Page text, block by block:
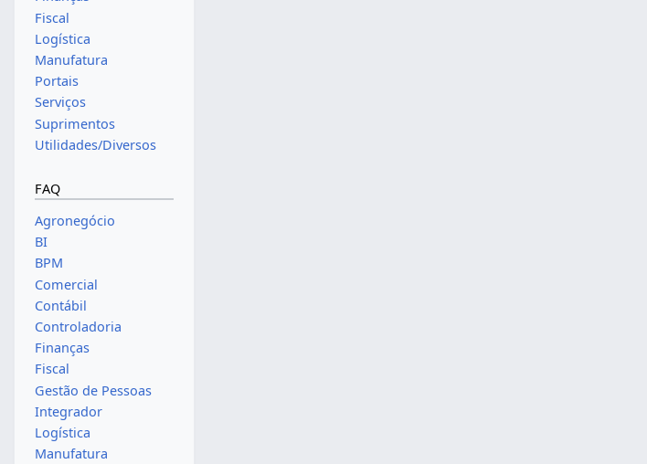
Fiscal
Logística
Manufatura
Portais
Serviços
Suprimentos
Utilidades/Diversos
FAQ
Agronegócio
BI
BPM
Comercial
Contábil
Controladoria
Finanças
Fiscal
Gestão de Pessoas
Integrador
Logística
Manufatura